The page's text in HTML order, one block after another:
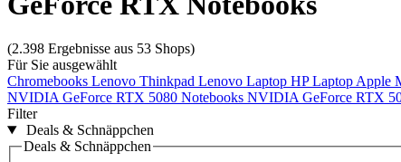
(2.398 Ergebnisse aus 53 Shops)
Für Sie ausgewählt
Chromebooks Lenovo Thinkpad Lenovo Laptop HP Laptop Apple
NVIDIA GeForce RTX 5080 Notebooks NVIDIA GeForce RTX
Filter
Deals & Schnäppchen
Deals & Schnäppchen